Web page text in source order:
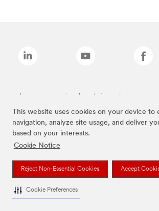
This website uses cookies on your device to
navigation, analyze site usage, and deliver
based on your interests.
Cookie Notice
Reject Non-Essential Cookies Accept
Cookie Preferences
Las marcas mencionadas anteriormente son marcas